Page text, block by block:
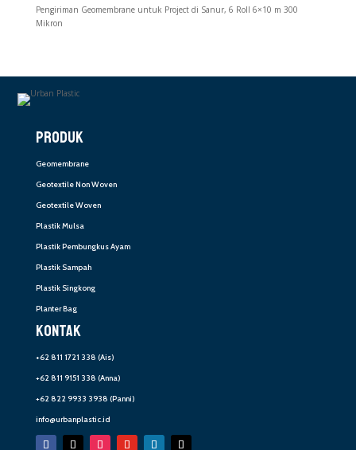
Pengiriman Geomembrane untuk Project di Sanur, 6 Roll 6×10 m 300
Mikron
PRODUK
Geomembrane
Geotextile Non Woven
Geotextile Woven
Plastik Mulsa
Plastik Pembungkus Ayam
Plastik Sampah
Plastik Singkong
Planter Bag
KONTAK
+62 811 1721 338 (Ais)
+62 811 9151 338 (Anna)
+62 822 9933 3938 (Panni)
info@urbanplastic.id